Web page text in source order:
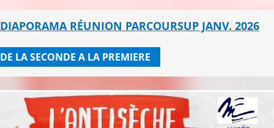
DIAPORAMA RÉUNION PARCOURSUP JANV. 2026
DE LA SECONDE A LA PREMIERE